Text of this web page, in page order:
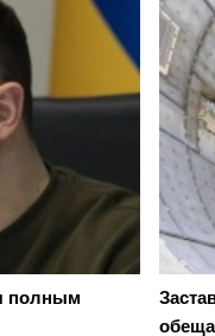
полным